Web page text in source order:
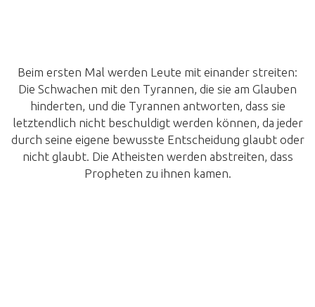
Beim ersten Mal werden Leute mit einander streiten:
Die Schwachen mit den Tyrannen, die sie am Glauben
hinderten, und die Tyrannen antworten, dass sie
letztendlich nicht beschuldigt werden können, da jeder
durch seine eigene bewusste Entscheidung glaubt oder
nicht glaubt. Die Atheisten werden abstreiten, dass
Propheten zu ihnen kamen.